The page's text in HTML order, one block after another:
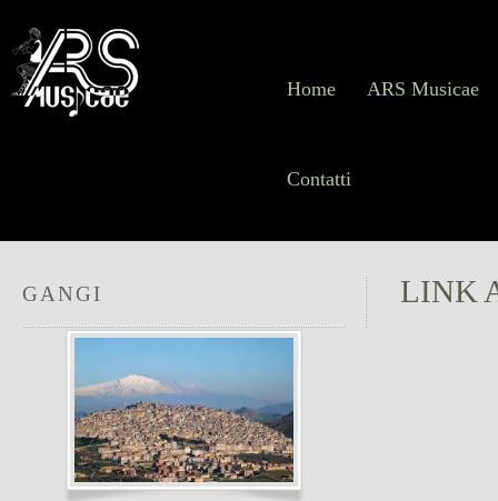
Home ARS Musicae
Contatti
GANGI LINK